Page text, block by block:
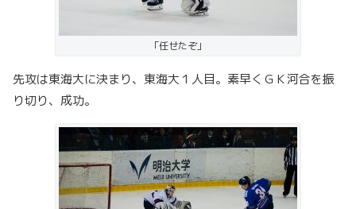
「任せたぞ」
先攻は東海大に決まり、東海大１人目。素早くＧＫ河合を振
り切り、成功。